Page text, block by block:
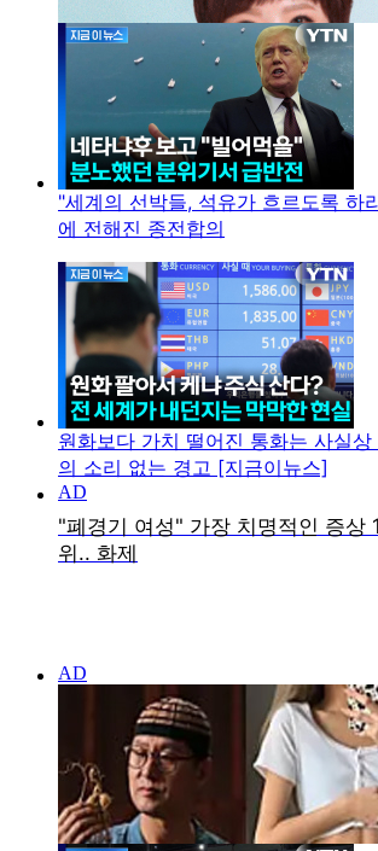
"세계의 선박들, 석유가 흐르도록 하
에 전해진 종전합의
원화보다 가치 떨어진 통화는 사실상
의 소리 없는 경고 [지금이뉴스]